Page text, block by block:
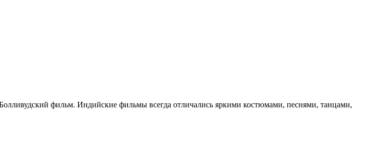
фильм. Индийские фильмы всегда отличались яркими костюмами, песнями, танцами,